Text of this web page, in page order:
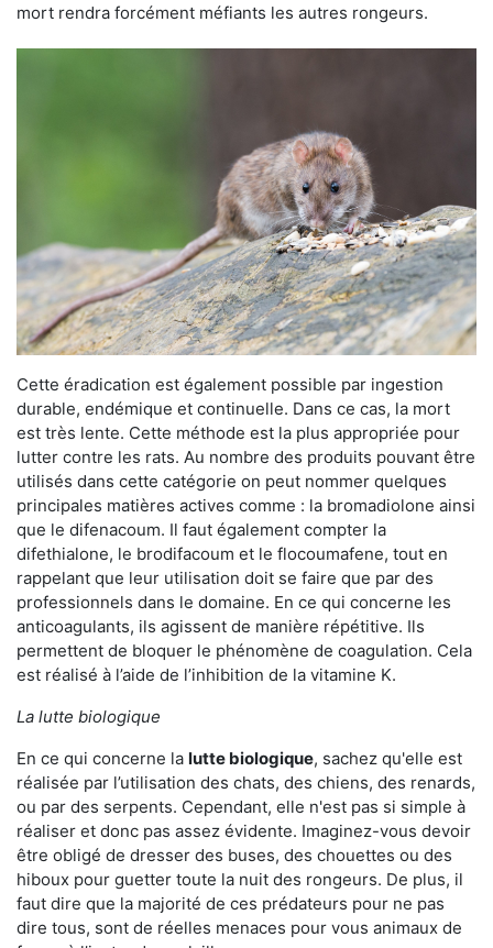
mort rendra forcément méfiants les autres rongeurs.
Cette éradication est également possible par ingestion
durable, endémique et continuelle. Dans ce cas, la mort
est très lente. Cette méthode est la plus appropriée pour
lutter contre les rats. Au nombre des produits pouvant être
utilisés dans cette catégorie on peut nommer quelques
principales matières actives comme : la bromadiolone ainsi
que le difenacoum. Il faut également compter la
difethialone, le brodifacoum et le flocoumafene, tout en
rappelant que leur utilisation doit se faire que par des
professionnels dans le domaine. En ce qui concerne les
anticoagulants, ils agissent de manière répétitive. Ils
permettent de bloquer le phénomène de coagulation. Cela
est réalisé à l’aide de l’inhibition de la vitamine K.
La lutte biologique
En ce qui concerne la lutte biologique, sachez qu'elle est
réalisée par l’utilisation des chats, des chiens, des renards,
ou par des serpents. Cependant, elle n'est pas si simple à
réaliser et donc pas assez évidente. Imaginez-vous devoir
être obligé de dresser des buses, des chouettes ou des
hiboux pour guetter toute la nuit des rongeurs. De plus, il
faut dire que la majorité de ces prédateurs pour ne pas
dire tous, sont de réelles menaces pour vous animaux de